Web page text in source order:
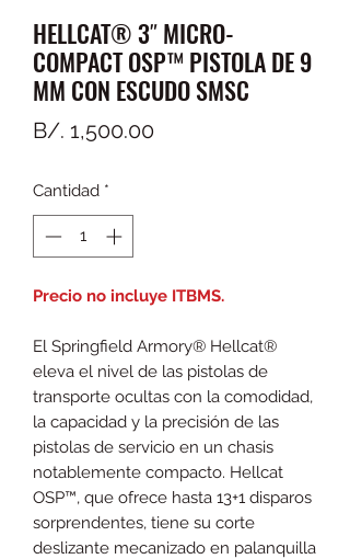
HELLCAT® 3″ MICRO-
COMPACT OSP™ PISTOLA DE 9
MM CON ESCUDO SMSC
B/. 1,500.00Precio
Cantidad *
Precio no incluye ITBMS.
El Springfield Armory® Hellcat®
eleva el nivel de las pistolas de
transporte ocultas con la comodidad,
la capacidad y la precisión de las
pistolas de servicio en un chasis
notablemente compacto. Hellcat
OSP™, que ofrece hasta 13+1 disparos
sorprendentes, tiene su corte
deslizante mecanizado en palanquilla